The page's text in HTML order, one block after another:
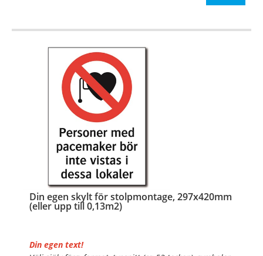
Din egen skylt för stolpmontage, 297x420mm
(eller upp till 0,13m2)
Din egen text!